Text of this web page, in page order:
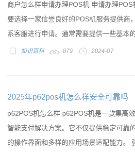
商户怎么样申请办理POS机 申请办理
要选择一家信誉良好的POS机服务提供商
系客服进行申请。通常需要提供一些基本的
知识百科 879 2024-07
2025年p62pos机怎么样安全可靠吗
p62POS机怎么样 p62POS机是一款集高
智能支付解决方案。它不仅提供稳定可靠
的操作界面和多样的应用场景适配能力。 强